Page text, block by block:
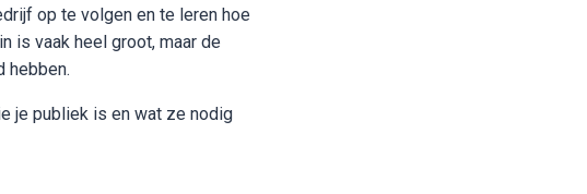
op te volgen en te leren hoe
is vaak heel groot, maar de
hebben.
je publiek is en wat ze nodig